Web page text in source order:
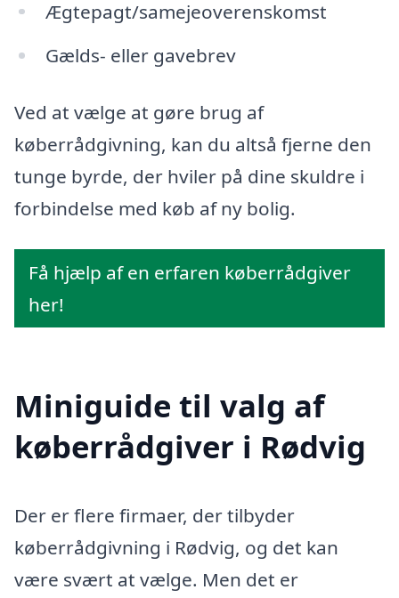
Ægtepagt/samejeoverenskomst
Gælds- eller gavebrev
Ved at vælge at gøre brug af
køberrådgivning, kan du altså fjerne den
tunge byrde, der hviler på dine skuldre i
forbindelse med køb af ny bolig.
Få hjælp af en erfaren køberrådgiver
her!
Miniguide til valg af
køberrådgiver i Rødvig
Der er flere firmaer, der tilbyder
køberrådgivning i Rødvig, og det kan
være svært at vælge. Men det er